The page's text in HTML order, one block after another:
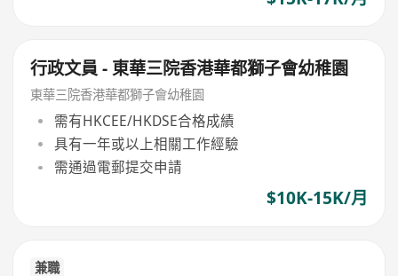
行政文員 - 東華三院香港華都獅子會幼稚園
東華三院香港華都獅子會幼稚園
需有HKCEE/HKDSE合格成績
具有一年或以上相關工作經驗
需通過電郵提交申請
$10K-15K/月
兼職